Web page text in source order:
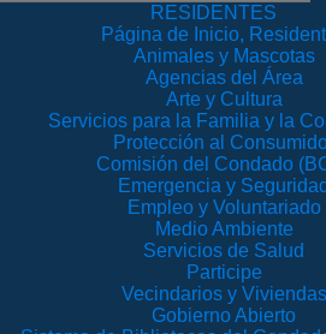
RESIDENTES
Página de Inicio,
Animales y Mascotas
Agencias del Área
Arte y Cultura
Servicios para la Familia y la
Protección al
Comisión del Condado
Emergencia y Seguridad
Empleo y Voluntariado
Medio Ambiente
Servicios de Salud
Participe
Vecindarios y Viviendas
Gobierno Abierto